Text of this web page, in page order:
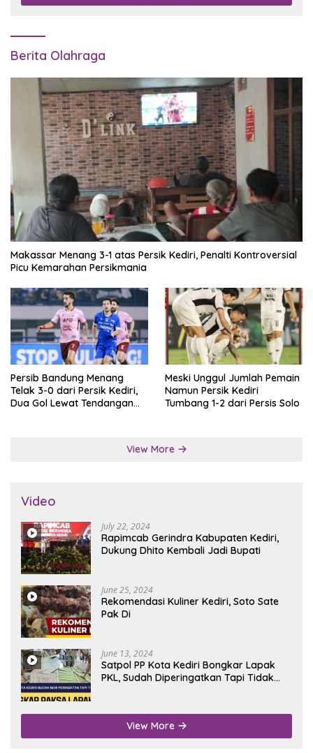
Berita Olahraga
Makassar Menang 3-1 atas Persik Kediri, Penalti Kontroversial
Picu Kemarahan Persikmania
Persib Bandung Menang
Telak 3-0 dari Persik Kediri,
Dua Gol Lewat Tendangan
Meski Unggul Jumlah Pemain
Namun Persik Kediri
Tumbang 1-2 dari Persis Solo
View More
Video
July 22, 2024
Rapimcab Gerindra Kabupaten Kediri,
Dukung Dhito Kembali Jadi Bupati
June 25, 2024
Rekomendasi Kuliner Kediri, Soto Sate
Pak Di
June 13, 2024
Satpol PP Kota Kediri Bongkar Lapak
PKL, Sudah Diperingatkan Tapi Tidak
View More